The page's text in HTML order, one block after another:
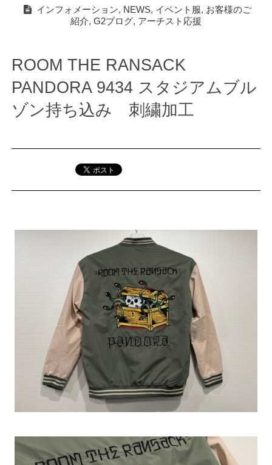
インフォメーション, NEWS, イベント服, お客様のご
紹介, G2ブログ, アーチスト応援
ROOM THE RANSACK
PANDORA 9434 スタジアムブル
ゾン持ち込み 刺繍加工